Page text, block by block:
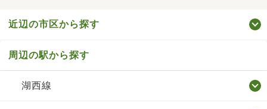
近辺の市区から探す
周辺の駅から探す
湖西線